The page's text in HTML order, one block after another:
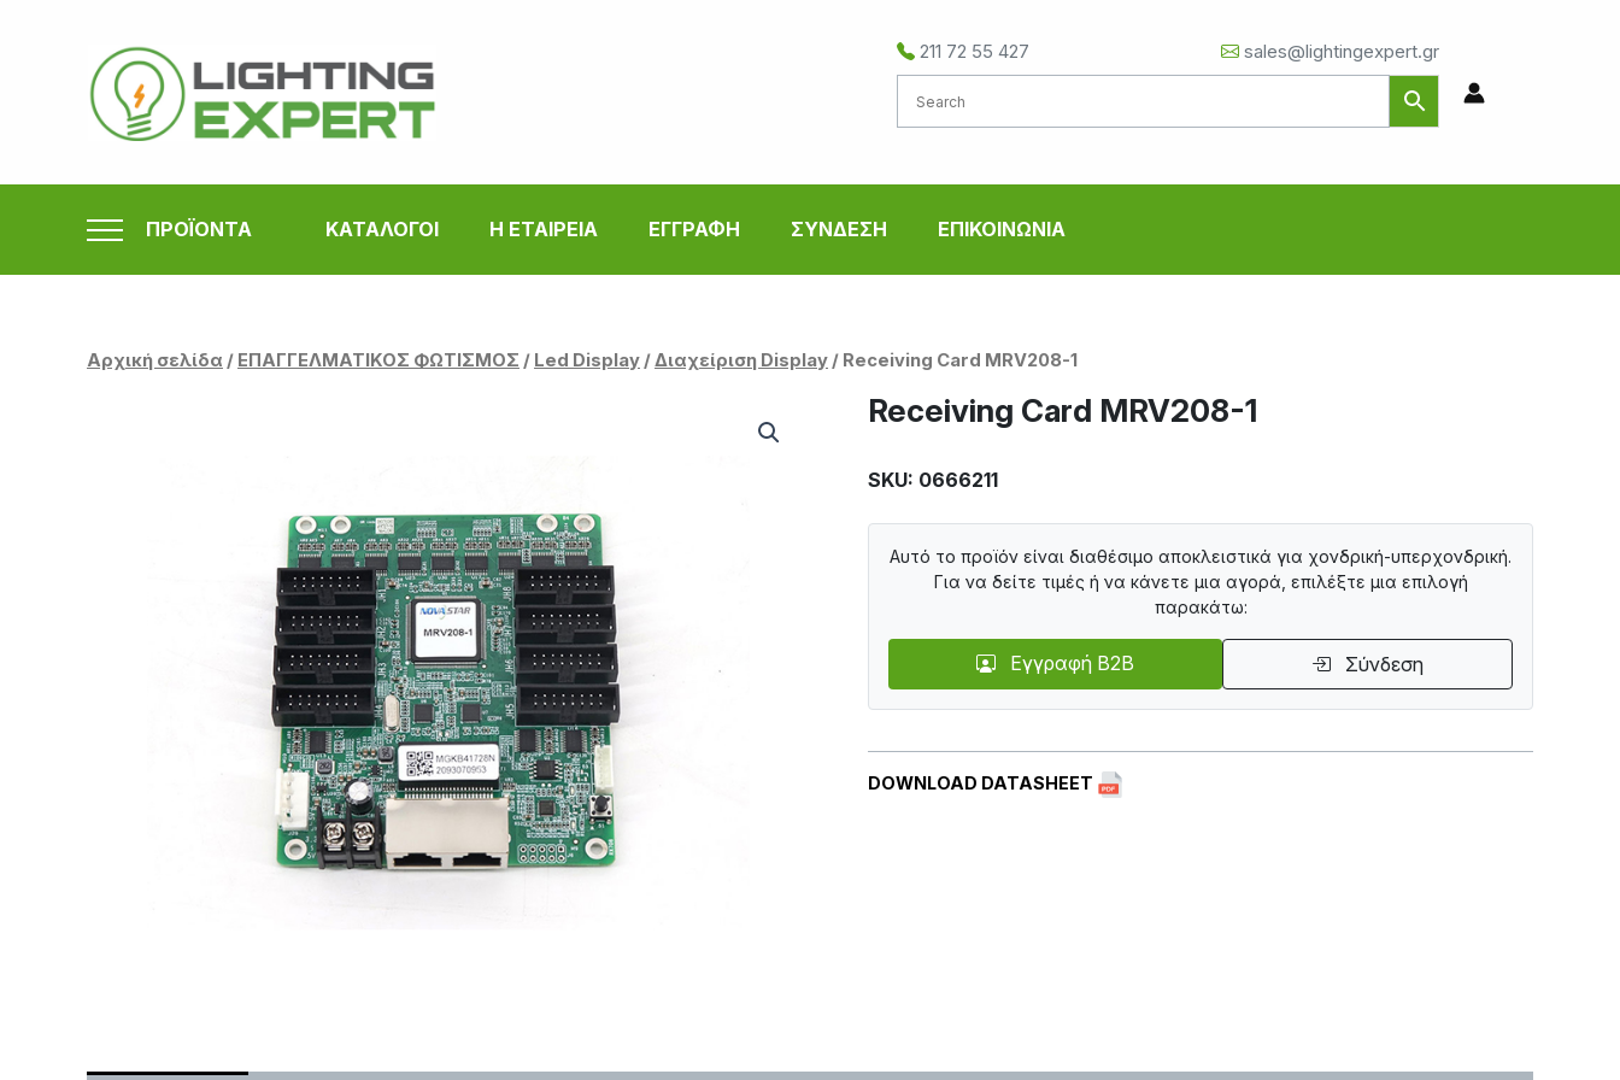
περιεχόμενο
211 72 55 427 sales@lightingexpert.gr
ΠΡΟΪΟΝΤΑ ΚΑΤΑΛΟΓΟΙ Η ΕΤΑΙΡΕΙΑ ΕΓΓΡΑΦΗ ΣΥΝΔΕΣΗ ΕΠΙΚΟΙΝΩΝΙΑ
Αρχική σελίδα / ΕΠΑΓΓΕΛΜΑΤΙΚΟΣ ΦΩΤΙΣΜΟΣ / Led Display /Διαχείριση Display / Receiving Card MRV208-1
Receiving Card MRV208-1
SKU: 0666211
DOWNLOAD DATASHEET
Αυτό το προϊόν είναι διαθέσιμο αποκλειστικά για χονδρική-υπερχονδρική.
Για να δείτε τιμές ή να κάνετε μια αγορά, επιλέξτε μια επιλογή
παρακάτω:
Εγγραφή B2B Σύνδεση